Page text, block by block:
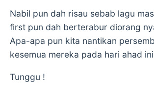
Nabil pun dah risau sebab lagu
first pun dah berterabur diorang
Apa-apa pun kita nantikan
kesemua mereka pada hari ahad
Tunggu !